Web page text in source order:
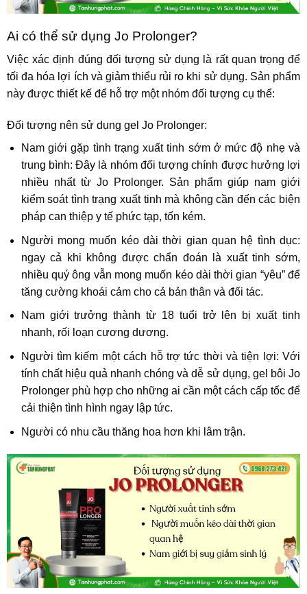
Ai có thể sử dụng Jo Prolonger?
Việc xác định đúng đối tượng sử dụng là rất quan trọng để
tối đa hóa lợi ích và giảm thiểu rủi ro khi sử dụng. Sản phẩm
này được thiết kế để hỗ trợ một nhóm đối tượng cụ thể:
Đối tượng nên sử dụng gel Jo Prolonger:
Nam giới gặp tình trạng xuất tinh sớm ở mức độ nhẹ và
trung bình: Đây là nhóm đối tượng chính được hưởng lợi
nhiều nhất từ Jo Prolonger. Sản phẩm giúp nam giới
kiểm soát tình trạng xuất tinh mà không cần đến các biện
pháp can thiệp y tế phức tạp, tốn kém.
Người mong muốn kéo dài thời gian quan hệ tình dục:
ngay cả khi không được chẩn đoán là xuất tinh sớm,
nhiều quý ông vẫn mong muốn kéo dài thời gian “yêu” để
tăng cường khoái cảm cho cả bản thân và đối tác.
Nam giới trưởng thành từ 18 tuổi trở lên bị xuất tinh
nhanh, rối loạn cương dương.
Người tìm kiếm một cách hỗ trợ tức thời và tiện lợi: Với
tính chất hiệu quả nhanh chóng và dễ sử dụng, gel bôi Jo
Prolonger phù hợp cho những ai cần một cách cấp tốc để
cải thiện tình hình ngay lập tức.
Người có nhu cầu thăng hoa hơn khi lâm trận.